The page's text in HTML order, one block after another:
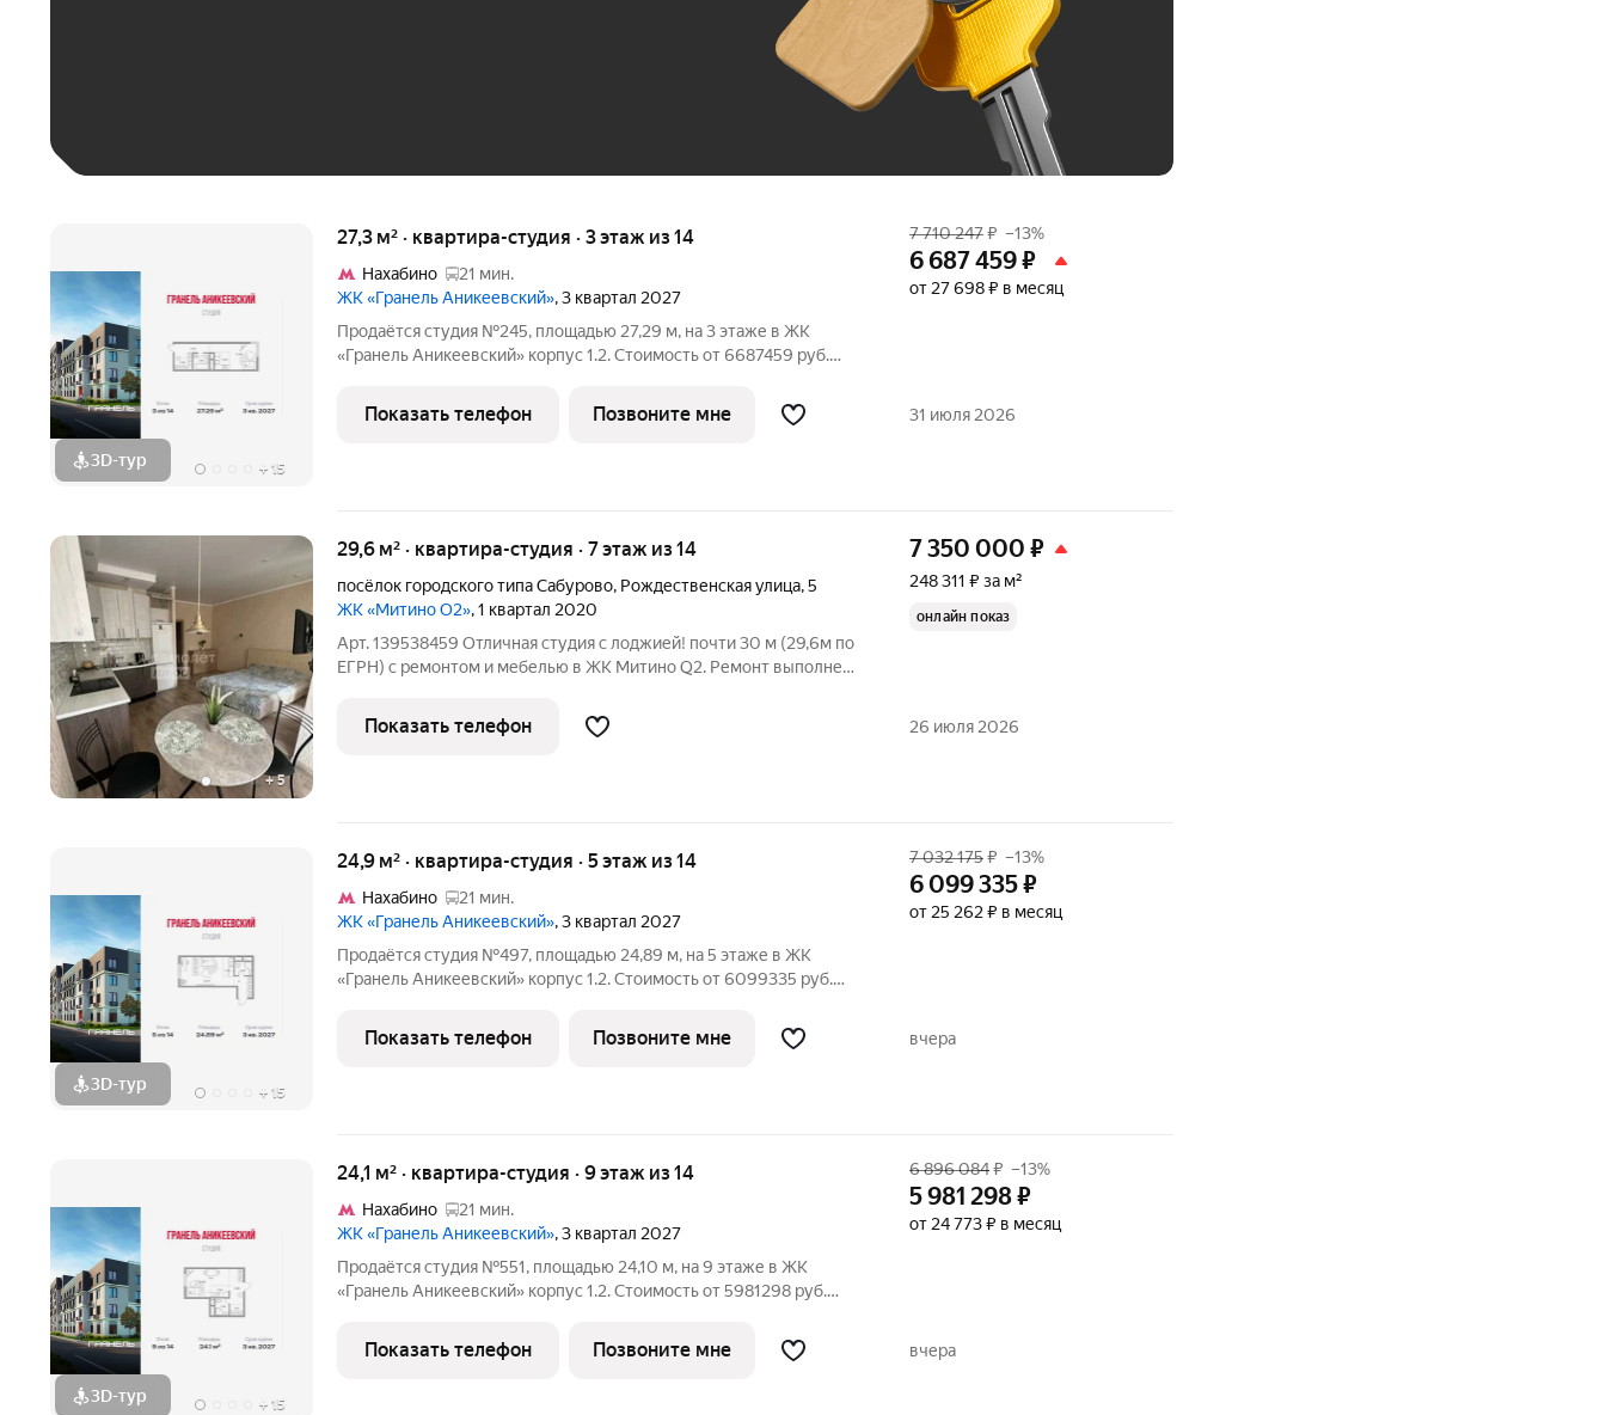
3D-тур + 15
27,3 м² · квартира-студия · 3 этаж из 14
Нахабино
21 мин.
ЖК «Гранель Аникеевский», 3 квартал 2027
Продаётся студия №245, площадью 27,29 м, на 3 этаже в ЖК
«Гранель Аникеевский» корпус 1.2. Стоимость от 6687459 руб.
расположился в экологически чистом районе Подмосковья всего
в 12 км
7 710 247₽ –13%
6 687 459₽
от 27 698 ₽ в месяц
Показать телефон Позвоните мне 31 июля 2026
+5
29,6 м² · квартира-студия · 7 этаж из 14
посёлок городского типа Сабурово, Рождественская улица,5
ЖК «Митино О2», 1 квартал 2020
Арт. 139538459 Отличная студия с лоджией! почти 30 м (29,6м по
ЕГРН) с ремонтом и мебелью в ЖК Митино Q2. Ремонт выполнен
Установлены фильтры на воду, на лоджии освещение. На 7эт/9эт
кирпичного
7 350 000 ₽
248 311 ₽ за м²
онлайн показ
Показать телефон 26 июля 2026
3D-тур + 15
24,9 м² · квартира-студия · 5 этаж из 14
Нахабино
21 мин.
ЖК «Гранель Аникеевский», 3 квартал 2027
Продаётся студия №497, площадью 24,89 м, на 5 этаже в ЖК
«Гранель Аникеевский» корпус 1.2. Стоимость от 6099335 руб.
Проект расположился в экологически чистом районе
Подмосковья всего в
7 032 175₽ –13%
6 099 335₽
от 25 262 ₽ в месяц
Показать телефон Позвоните мне вчера
3D-тур + 15
24,1 м² · квартира-студия · 9 этаж из 14
Нахабино
21 мин.
ЖК «Гранель Аникеевский», 3 квартал 2027
Продаётся студия №551, площадью 24,10 м, на 9 этаже в ЖК
«Гранель Аникеевский» корпус 1.2. Стоимость от 5981298 руб.
Проект расположился в экологически чистом районе
Подмосковья всего в
6 896 084₽ –13%
5 981 298₽
от 24 773 ₽ в месяц
Показать телефон Позвоните мне вчера